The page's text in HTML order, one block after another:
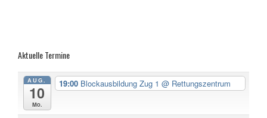
Aktuelle Termine
AUG.
10
Mo.
19:00 Blockausbildung Zug 1 @ Rettungszentrum